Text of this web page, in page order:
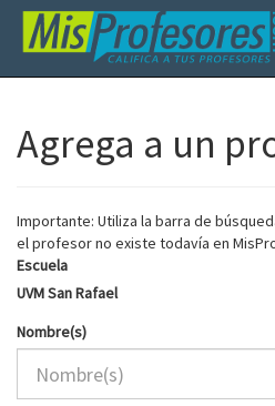
Agrega a un
Importante: Utiliza la barra de
el profesor no existe todavía en
Escuela
UVM San Rafael
Nombre(s)